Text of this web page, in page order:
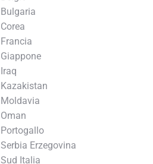
Bulgaria
Corea
Francia
Giappone
Iraq
Kazakistan
Moldavia
Oman
Portogallo
Serbia Erzegovina
Sud Italia